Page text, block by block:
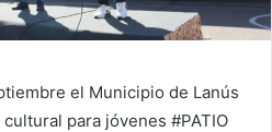
el Municipio de Lanús
para jóvenes #PATIO